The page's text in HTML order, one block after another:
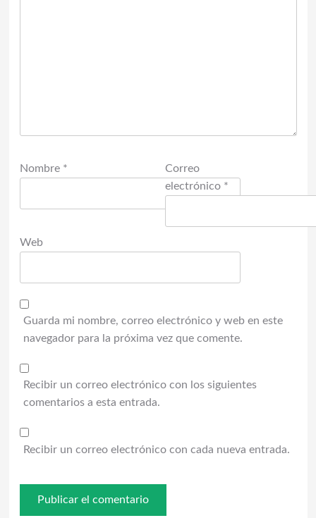
Nombre *
Correo
electrónico *
Web
Guarda mi nombre, correo electrónico y web en este
navegador para la próxima vez que comente.
Recibir un correo electrónico con los siguientes
comentarios a esta entrada.
Recibir un correo electrónico con cada nueva entrada.